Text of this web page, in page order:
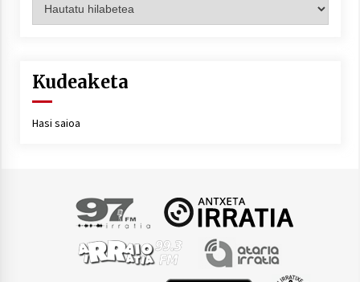
Kudeaketa
Hasi saioa